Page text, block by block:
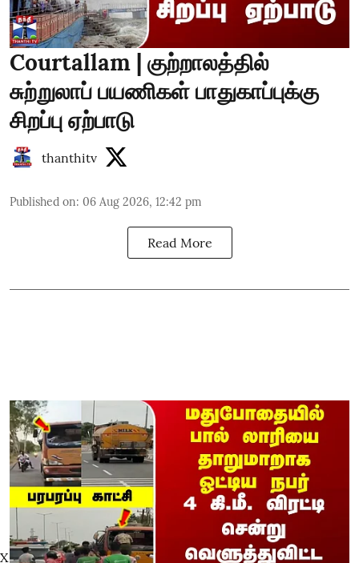
Courtallam | குற்றாலத்தில்
சுற்றுலாப் பயணிகள் பாதுகாப்புக்கு
சிறப்பு ஏற்பாடு
thanthitv
Published on: 06 Aug 2026, 12:42 pm
Read More
X